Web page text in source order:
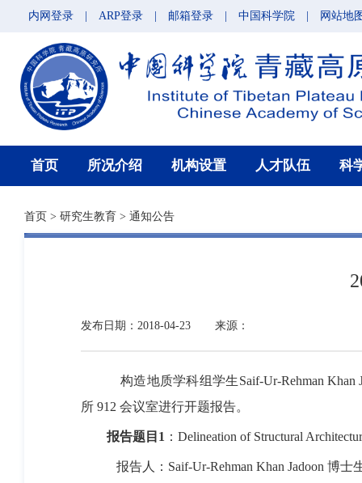
内网登录 ARP登录 邮箱登录 中国科学院 网站地
首页 所况介绍 机构设置 人才队伍 科
首页 > 研究生教育 > 通知公告
发布日期：2018-04-23 来源：
构造地质学科组学生Saif-Ur-Rehman Khan
所 912 会议室进行开题报告。
报告题目 1 ： Delineation of Structural
报告人： Saif-Ur-Rehman Khan Jadoon 博士